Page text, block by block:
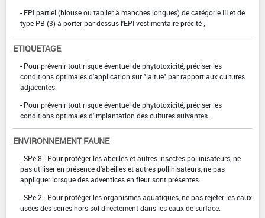
- EPI partiel (blouse ou tablier à manches longues) de catégorie III et de
type PB (3) à porter par-dessus l'EPI vestimentaire précité ;
ETIQUETAGE
- Pour prévenir tout risque éventuel de phytotoxicité, préciser les
conditions optimales d'application sur "laitue" par rapport aux cultures
adjacentes.
- Pour prévenir tout risque éventuel de phytotoxicité, préciser les
conditions optimales d'implantation des cultures suivantes.
ENVIRONNEMENT FAUNE
- SPe 8 : Pour protéger les abeilles et autres insectes pollinisateurs, ne
pas utiliser en présence d'abeilles et autres pollinisateurs, ne pas
appliquer lorsque des adventices en fleur sont présentes.
- SPe 2 : Pour protéger les organismes aquatiques, ne pas rejeter les eaux
usées des serres hors sol directement dans les eaux de surface.